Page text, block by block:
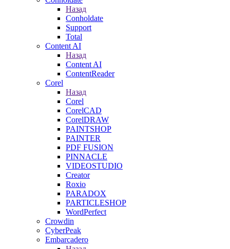
Назад
Conholdate
Support
Total
Content AI
Назад
Content AI
ContentReader
Corel
Назад
Corel
CorelCAD
CorelDRAW
PAINTSHOP
PAINTER
PDF FUSION
PINNACLE
VIDEOSTUDIO
Creator
Roxio
PARADOX
PARTICLESHOP
WordPerfect
Crowdin
CyberPeak
Embarcadero